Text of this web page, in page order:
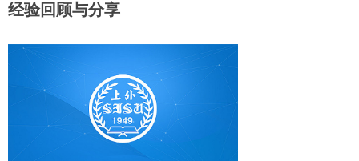
包
经验回顾与分享